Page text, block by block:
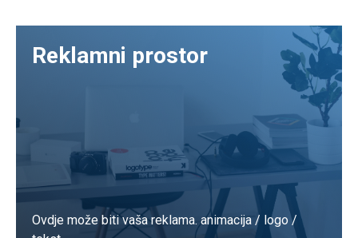
Reklamni prostor
Ovdje može biti vaša reklama. animacija / logo /